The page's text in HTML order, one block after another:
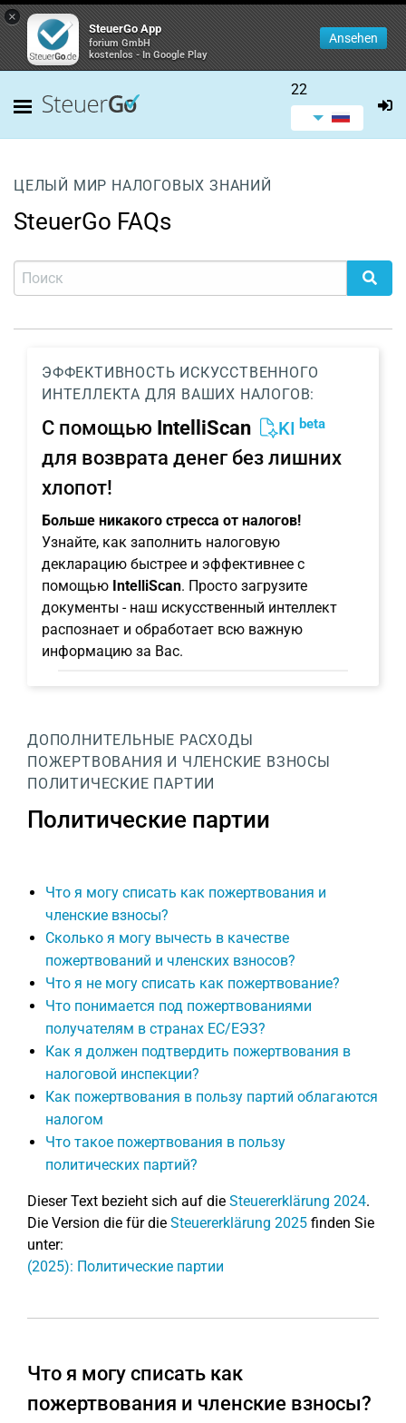
×
SteuerGo App
forium GmbH
kostenlos - In Google Play
Ansehen
22
ЦЕЛЫЙ МИР НАЛОГОВЫХ ЗНАНИЙ
SteuerGo FAQs
ЭФФЕКТИВНОСТЬ ИСКУССТВЕННОГО
ИНТЕЛЛЕКТА ДЛЯ ВАШИХ НАЛОГОВ:
С помощью IntelliScan KI beta
для возврата денег без лишних
хлопот!
Больше никакого стресса от налогов!
Узнайте, как заполнить налоговую
декларацию быстрее и эффективнее с
помощью IntelliScan. Просто загрузите
документы - наш искусственный интеллект
распознает и обработает всю важную
информацию за Вас.
ДОПОЛНИТЕЛЬНЫЕ РАСХОДЫ
ПОЖЕРТВОВАНИЯ И ЧЛЕНСКИЕ ВЗНОСЫ
ПОЛИТИЧЕСКИЕ ПАРТИИ
Политические партии
Что я могу списать как пожертвования и
членские взносы?
Сколько я могу вычесть в качестве
пожертвований и членских взносов?
Что я не могу списать как пожертвование?
Что понимается под пожертвованиями
получателям в странах ЕС/ЕЭЗ?
Как я должен подтвердить пожертвования в
налоговой инспекции?
Как пожертвования в пользу партий облагаются
налогом
Что такое пожертвования в пользу
политических партий?
Dieser Text bezieht sich auf die Steuererklärung 2024.
Die Version die für die Steuererklärung 2025 finden Sie
unter:
(2025): Политические партии
Что я могу списать как
пожертвования и членские взносы?